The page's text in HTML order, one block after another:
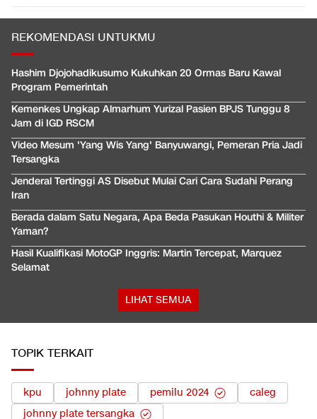
REKOMENDASI UNTUKMU
Hashim Djojohadikusumo Kukuhkan 20 Ormas Baru Kawal
Program Pemerintah
Kemenkes Ungkap Almarhum Yurizal Pasien BPJS Tunggu 8
Jam di IGD RSCM
Video Mesum 'Yang Wis Yang' Banyuwangi, Pemeran Pria Jadi
Tersangka
Jenderal Tertinggi AS Disebut Mulai Cari Cara Sudahi Perang
Iran
Berada dalam Satu Negara, Apa Beda Pasukan Houthi & Militer
Yaman?
Hasil Kualifikasi MotoGP Inggris: Martin Tercepat, Marquez
Selamat
LIHAT SEMUA
TOPIK TERKAIT
kpu johnny plate pemilu 2024
caleg
johnny plate tersangka